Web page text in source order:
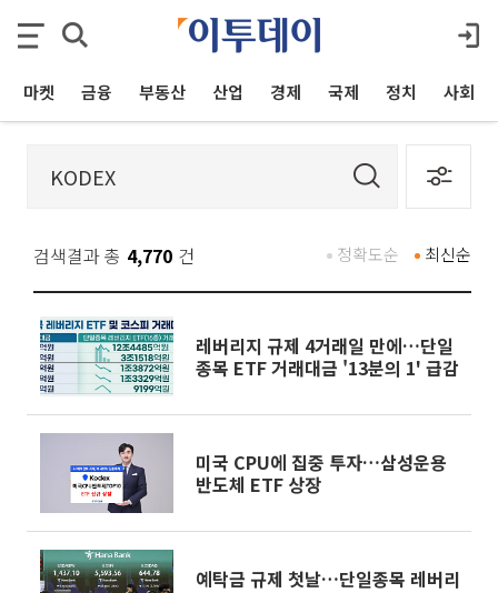
마켓 금융 부동산 산업 경제 국제 정치 사회
검색결과 총 4,770 건 최신순
정확도순
레버리지 규제 4거래일 만에…단일
종목 ETF 거래대금 '13분의 1' 급감
미국 CPU에 집중 투자…삼성운용
반도체 ETF 상장
예탁금 규제 첫날…단일종목 레버리